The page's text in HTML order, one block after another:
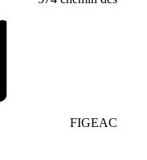
FIGEAC